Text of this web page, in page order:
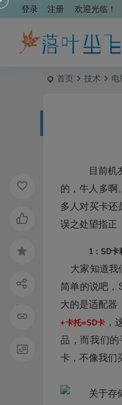
欢迎光临！
登录 注册
首页 技术 电
目前机
的，牛人多啊
多人对买卡还
误之处望指正
1：SD卡
大家知道我
简单的说吧，
大的是适配器
+卡托=SD卡 ，
品，而我们
卡，不像我们